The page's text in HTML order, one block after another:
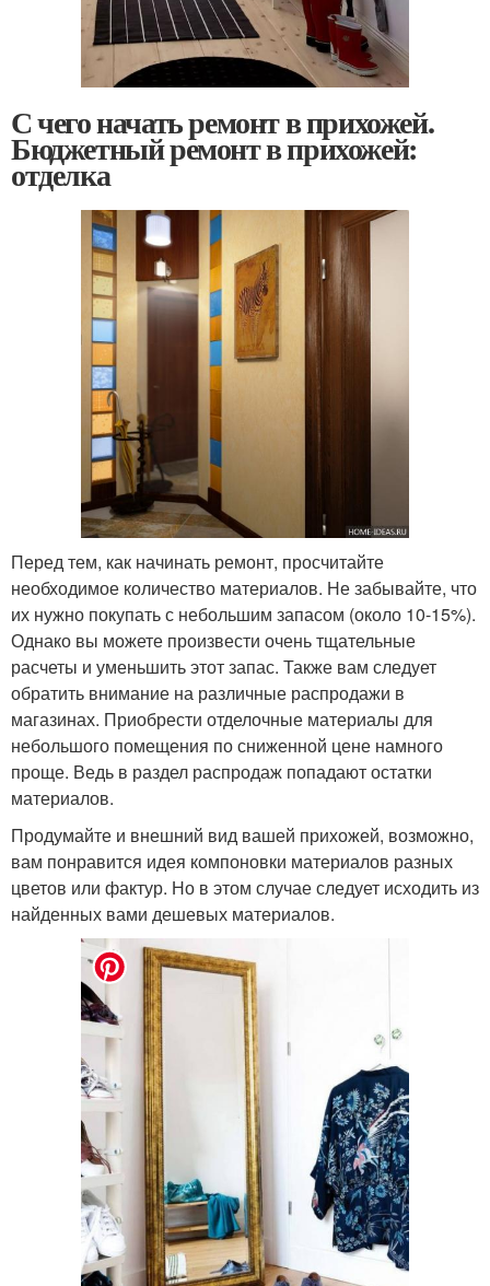
С чего начать ремонт в прихожей.
Бюджетный ремонт в прихожей:
отделка
Перед тем, как начинать ремонт, просчитайте
необходимое количество материалов. Не забывайте, что
их нужно покупать с небольшим запасом (около 10-15%).
Однако вы можете произвести очень тщательные
расчеты и уменьшить этот запас. Также вам следует
обратить внимание на различные распродажи в
магазинах. Приобрести отделочные материалы для
небольшого помещения по сниженной цене намного
проще. Ведь в раздел распродаж попадают остатки
материалов.
Продумайте и внешний вид вашей прихожей, возможно,
вам понравится идея компоновки материалов разных
цветов или фактур. Но в этом случае следует исходить из
найденных вами дешевых материалов.